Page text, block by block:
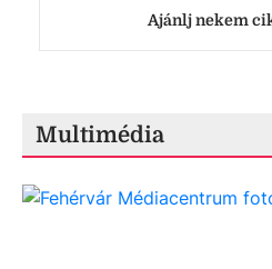
Ajánlj nekem
Multimédia